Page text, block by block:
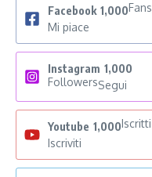
Facebook 1,000Fans
Mi piace
Instagram 1,000
FollowersSegui
Youtube 1,000Iscritti
Iscriviti